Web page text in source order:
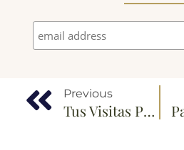
Previous
Tus Visitas Para Una Corta Escala En Dubái